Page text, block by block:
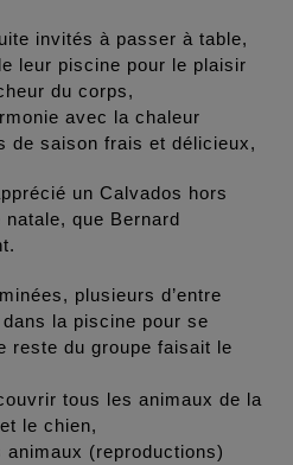
invités à passer à table,
leur piscine pour le plaisir
du corps,
avec la chaleur
de saison frais et délicieux,
un Calvados hors
natale, que Bernard
plusieurs d’entre
la piscine pour se
reste du groupe faisait le
tous les animaux de la
le chien,
(reproductions)